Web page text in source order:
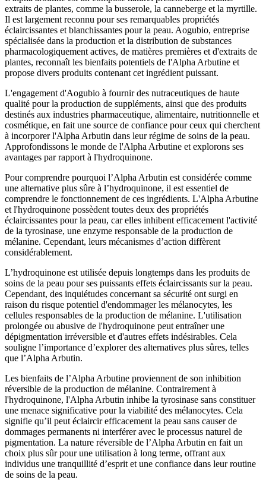
extraits de plantes, comme la busserole, la canneberge et la myrtille.
Il est largement reconnu pour ses remarquables propriétés
éclaircissantes et blanchissantes pour la peau. Aogubio, entreprise
spécialisée dans la production et la distribution de substances
pharmacologiquement actives, de matières premières et d'extraits de
plantes, reconnaît les bienfaits potentiels de l'Alpha Arbutine et
propose divers produits contenant cet ingrédient puissant.
L'engagement d'Aogubio à fournir des nutraceutiques de haute
qualité pour la production de suppléments, ainsi que des produits
destinés aux industries pharmaceutique, alimentaire, nutritionnelle et
cosmétique, en fait une source de confiance pour ceux qui cherchent
à incorporer l'Alpha Arbutin dans leur régime de soins de la peau.
Approfondissons le monde de l'Alpha Arbutine et explorons ses
avantages par rapport à l'hydroquinone.
Pour comprendre pourquoi l’Alpha Arbutin est considérée comme
une alternative plus sûre à l’hydroquinone, il est essentiel de
comprendre le fonctionnement de ces ingrédients. L'Alpha Arbutine
et l'hydroquinone possèdent toutes deux des propriétés
éclaircissantes pour la peau, car elles inhibent efficacement l'activité
de la tyrosinase, une enzyme responsable de la production de
mélanine. Cependant, leurs mécanismes d’action diffèrent
considérablement.
L’hydroquinone est utilisée depuis longtemps dans les produits de
soins de la peau pour ses puissants effets éclaircissants sur la peau.
Cependant, des inquiétudes concernant sa sécurité ont surgi en
raison du risque potentiel d'endommager les mélanocytes, les
cellules responsables de la production de mélanine. L'utilisation
prolongée ou abusive de l'hydroquinone peut entraîner une
dépigmentation irréversible et d'autres effets indésirables. Cela
souligne l’importance d’explorer des alternatives plus sûres, telles
que l’Alpha Arbutin.
Les bienfaits de l’Alpha Arbutine proviennent de son inhibition
réversible de la production de mélanine. Contrairement à
l'hydroquinone, l'Alpha Arbutin inhibe la tyrosinase sans constituer
une menace significative pour la viabilité des mélanocytes. Cela
signifie qu’il peut éclaircir efficacement la peau sans causer de
dommages permanents ni interférer avec le processus naturel de
pigmentation. La nature réversible de l’Alpha Arbutin en fait un
choix plus sûr pour une utilisation à long terme, offrant aux
individus une tranquillité d’esprit et une confiance dans leur routine
de soins de la peau.